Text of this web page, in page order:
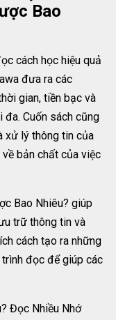
Bao
cách học hiệu quả
đưa ra các
gian, tiền bạc và
Cuốn sách cũng
xử lý thông tin của
bản chất của việc
Bao Nhiêu? giúp
trữ thông tin và
cách tạo ra những
đọc để giúp các
Đọc Nhiều Nhớ